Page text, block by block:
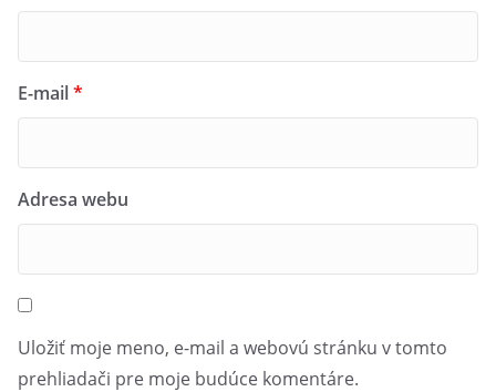
E-mail*
Adresa webu
Uložiť moje meno, e-mail a webovú stránku v tomto
prehliadači pre moje budúce komentáre.